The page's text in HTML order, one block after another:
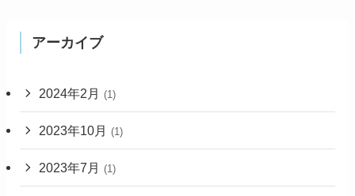
アーカイブ
2024年2月 (1)
2023年10月 (1)
2023年7月 (1)